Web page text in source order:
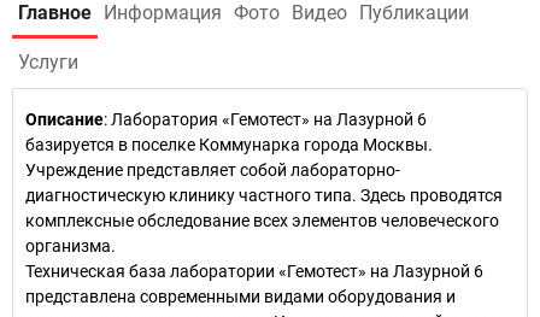
Главное Информация Фото Видео Публикации
Услуги
Описание: Лаборатория «Гемотест» на Лазурной 6
базируется в поселке Коммунарка города Москвы.
Учреждение представляет собой лабораторно-
диагностическую клинику частного типа. Здесь проводятся
комплексные обследование всех элементов человеческого
организма.
Техническая база лаборатории «Гемотест» на Лазурной 6
представлена современными видами оборудования и